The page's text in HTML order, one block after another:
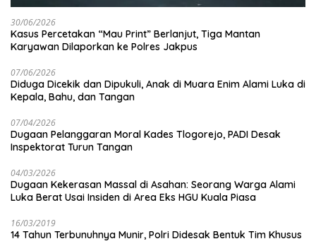
30/06/2026
Kasus Percetakan “Mau Print” Berlanjut, Tiga Mantan
Karyawan Dilaporkan ke Polres Jakpus
07/06/2026
Diduga Dicekik dan Dipukuli, Anak di Muara Enim Alami Luka di
Kepala, Bahu, dan Tangan
07/04/2026
Dugaan Pelanggaran Moral Kades Tlogorejo, PADI Desak
Inspektorat Turun Tangan
04/03/2026
Dugaan Kekerasan Massal di Asahan: Seorang Warga Alami
Luka Berat Usai Insiden di Area Eks HGU Kuala Piasa
16/03/2019
14 Tahun Terbunuhnya Munir, Polri Didesak Bentuk Tim Khusus